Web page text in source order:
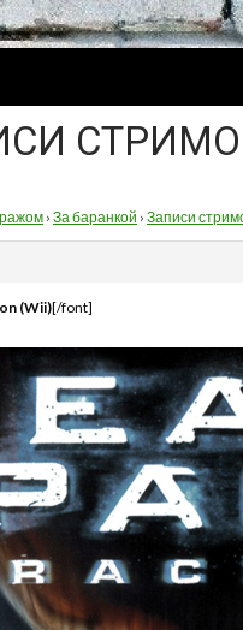
› За баранкой › Записи
(Wii)[/font]